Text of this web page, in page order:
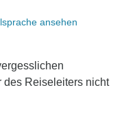
ansehen
des Reiseleiters nicht